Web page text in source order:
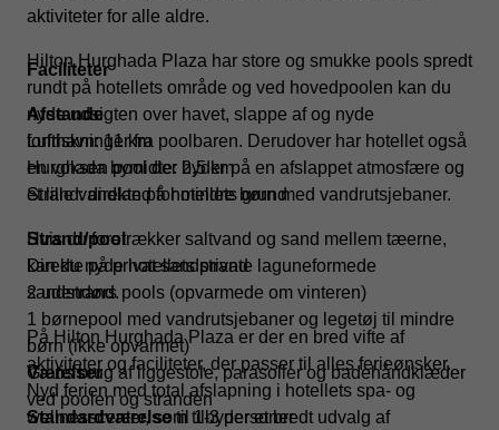
aktiviteter for alle aldre.
Hilton Hurghada Plaza har store og smukke pools spredt
rundt på hotellets område og ved hovedpoolen kan du
nyde udsigten over havet, slappe af og nyde
forfriskninger fra poolbaren. Derudover har hotellet også
en voksen pool der byder på en afslappet atmosfære og
et lille vandland for mindre børn med vandrutsjebaner.
Hvis du foretrækker saltvand og sand mellem tæerne,
kan du nyde hotellets private laguneformede
sandstrand.
På Hilton Hurghada Plaza er der en bred vifte af
aktiviteter og faciliteter, der passer til alles ferieønsker.
Nyd ferien med total afslapning i hotellets spa- og
wellnesscenter, som tilbyder et bredt udvalg af
Faciliteter
Afstande
Lufthavn: 11 km
Hurghada bymidte: 2,5 km
Strand: direkte på hotellets grund
Strand/pool
Direkte på privat sandstrand
2 udendørs pools (opvarmede om vinteren)
1 børnepool med vandrutsjebaner og legetøj til mindre
børn (ikke opvarmet)
Gratis brug af liggestole, parasoller og badehåndklæder
ved poolen og stranden
Værelser
Standardværelsetil 1-3 personer